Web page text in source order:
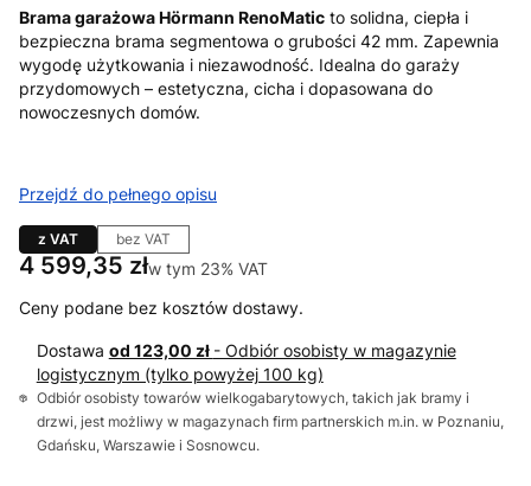
Brama garażowa Hörmann RenoMatic to solidna, ciepła i
bezpieczna brama segmentowa o grubości 42 mm. Zapewnia
wygodę użytkowania i niezawodność. Idealna do garaży
przydomowych – estetyczna, cicha i dopasowana do
nowoczesnych domów.
Przejdź do pełnego opisu
z VAT bez VAT
Cena
4 599,35 złw tym 23% VAT
w tym 23% VAT
Ceny podane bez kosztów dostawy.
Dostawa od 123,00 zł - Odbiór osobisty w magazynie
logistycznym (tylko powyżej 100 kg)
Odbiór osobisty towarów wielkogabarytowych, takich jak bramy i
drzwi, jest możliwy w magazynach firm partnerskich m.in. w Poznaniu,
Gdańsku, Warszawie i Sosnowcu.